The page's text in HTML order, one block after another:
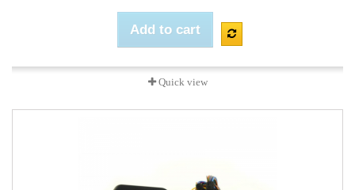
Add to cart
Quick view